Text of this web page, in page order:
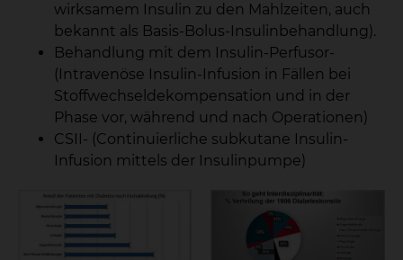
wirksamem Insulin zu den Mahlzeiten, auch
bekannt als Basis-Bolus-Insulinbehandlung).
Behandlung mit dem Insulin-Perfusor-
(Intravenöse Insulin-Infusion in Fällen bei
Stoffwechseldekompensation und in der
Phase vor, während und nach Operationen)
CSII- (Continuierliche subkutane Insulin-
Infusion mittels der Insulinpumpe)